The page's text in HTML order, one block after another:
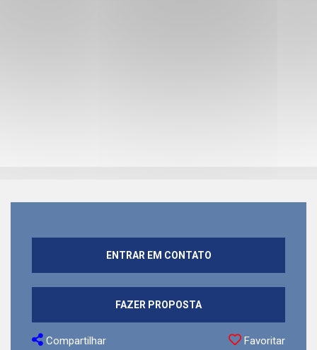
ENTRAR EM CONTATO
FAZER PROPOSTA
Compartilhar Favoritar